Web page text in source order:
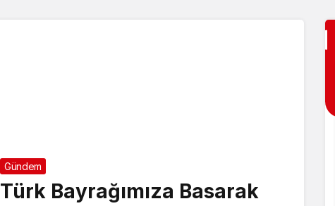
Gündem
Türk Bayrağımıza Basarak